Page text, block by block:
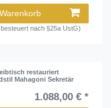
nach §25a UstG)
restauriert
Mahagoni Sekretär
1.088,00 € *